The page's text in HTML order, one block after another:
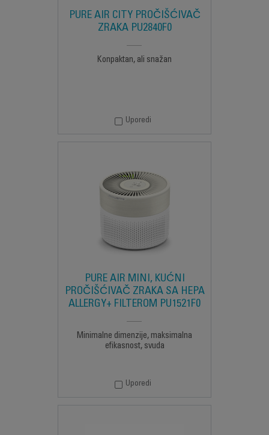
PURE AIR CITY PROČIŠĆIVAČ
ZRAKA PU2840F0
Konpaktan, ali snažan
Uporedi
PURE AIR MINI, KUĆNI
PROČIŠĆIVAČ ZRAKA SA HEPA
ALLERGY+ FILTEROM PU1521F0
Minimalne dimenzije, maksimalna
efikasnost, svuda
Uporedi